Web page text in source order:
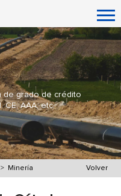
de grado de crédito
CE, AAA, etc.
Volver
> Minería